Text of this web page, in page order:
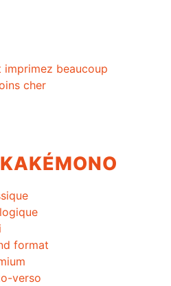
format
verso